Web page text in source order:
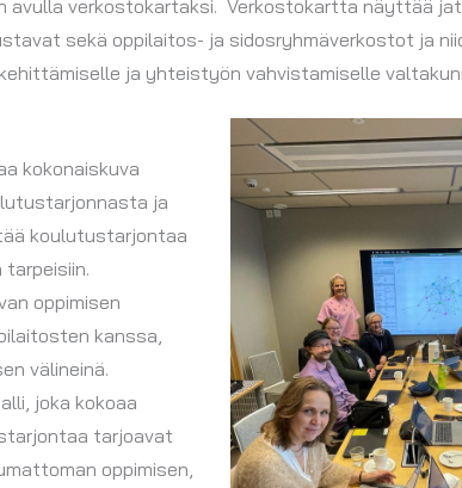
verkostokartaksi. Verkostokartta näyttää
sekä oppilaitos- ja sidosryhmäverkostot ja
ja yhteistyön vahvistamiselle
kokonaiskuva
ja
koulutustarjontaa
oppimisen
kanssa,
välineinä.
joka kokoaa
tarjoavat
oppimisen,